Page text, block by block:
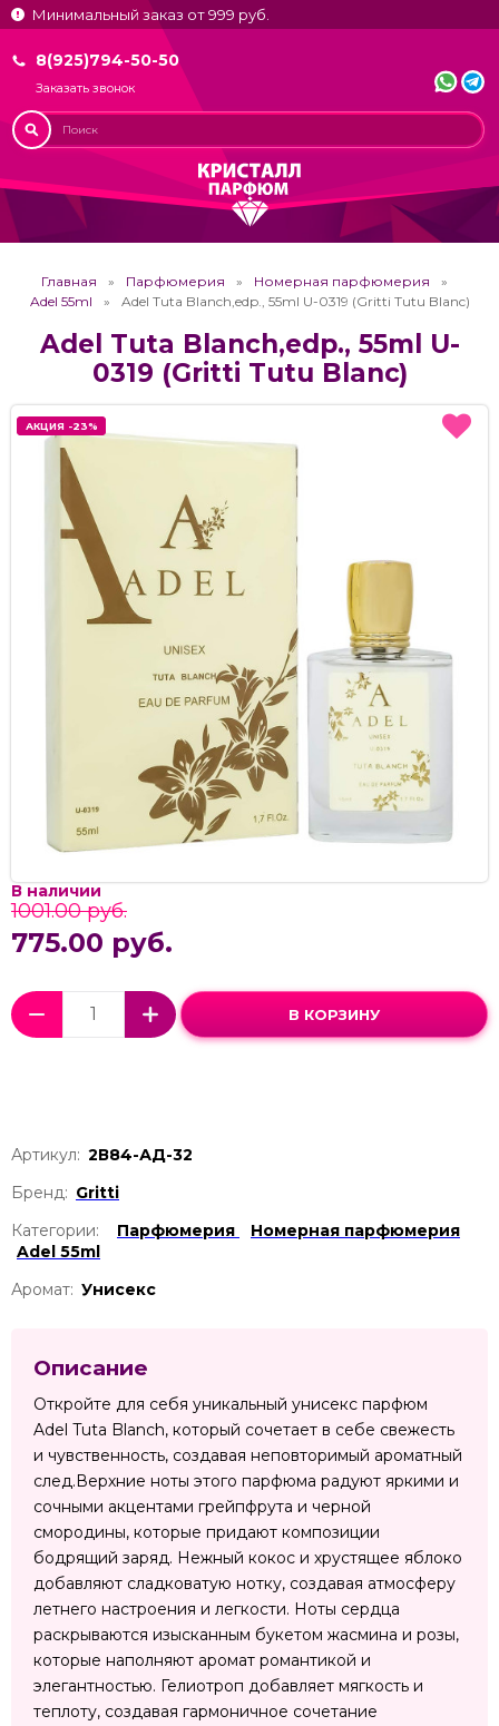
Минимальный заказ от 999 руб.
8(925)794-50-50
Заказать звонок
Главная Парфюмерия
Номерная парфюмерия
Adel 55ml
Adel Tuta Blanch,edp., 55ml U-0319 (Gritti Tutu Blanc)
Adel Tuta Blanch,edp., 55ml U-
0319 (Gritti Tutu Blanc)
АКЦИЯ -23%
АКЦИЯ -23%
В наличии
1001.00 руб.
775.00 руб.
В КОРЗИНУ
Артикул: 2В84-АД-32
Бренд: Gritti
Категории:
Парфюмерия
Номерная парфюмерия
Adel 55ml
Аромат: Унисекс
Описание
Откройте для себя уникальный унисекс парфюм
Adel Tuta Blanch, который сочетает в себе свежесть
и чувственность, создавая неповторимый ароматный
след.Верхние ноты этого парфюма радуют яркими и
сочными акцентами грейпфрута и черной
смородины, которые придают композиции
бодрящий заряд. Нежный кокос и хрустящее яблоко
добавляют сладковатую нотку, создавая атмосферу
летнего настроения и легкости. Ноты сердца
раскрываются изысканным букетом жасмина и розы,
которые наполняют аромат романтикой и
элегантностью. Гелиотроп добавляет мягкость и
теплоту, создавая гармоничное сочетание